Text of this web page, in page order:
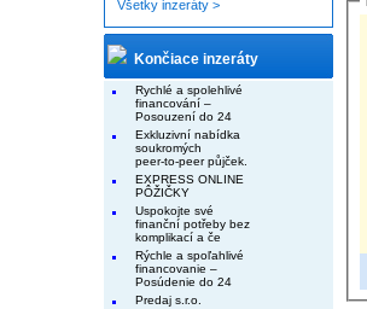
Všetky inzeráty >
Končiace inzeráty
Rychlé a spolehlivé
financování –
Posouzení do 24
Exkluzivní nabídka
soukromých
peer-to-peer půjček.
EXPRESS ONLINE
PÔŽIČKY
Uspokojte své
finanční potřeby bez
komplikací a če
Rýchle a spoľahlivé
financovanie –
Posúdenie do 24
Predaj s.r.o.